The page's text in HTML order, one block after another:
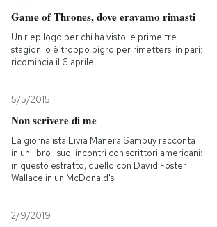
Game of Thrones, dove eravamo rimasti
Un riepilogo per chi ha visto le prime tre
stagioni o è troppo pigro per rimettersi in pari:
ricomincia il 6 aprile
5/5/2015
Non scrivere di me
La giornalista Livia Manera Sambuy racconta
in un libro i suoi incontri con scrittori americani:
in questo estratto, quello con David Foster
Wallace in un McDonald's
2/9/2019